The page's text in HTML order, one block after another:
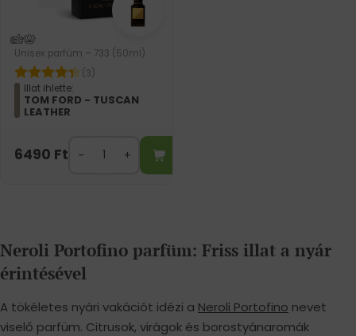
Unisex parfüm – 733 (50ml)
(3)
Illat ihlette:
TOM FORD - TUSCAN
LEATHER
6490 Ft
Neroli Portofino parfüm: Friss illat a nyár
érintésével
A tökéletes nyári vakációt idézi a Neroli Portofino nevet
viselő parfüm. Citrusok, virágok és borostyánaromák